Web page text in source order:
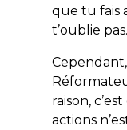
que tu fais
t’oublie pas.
raison,
actions